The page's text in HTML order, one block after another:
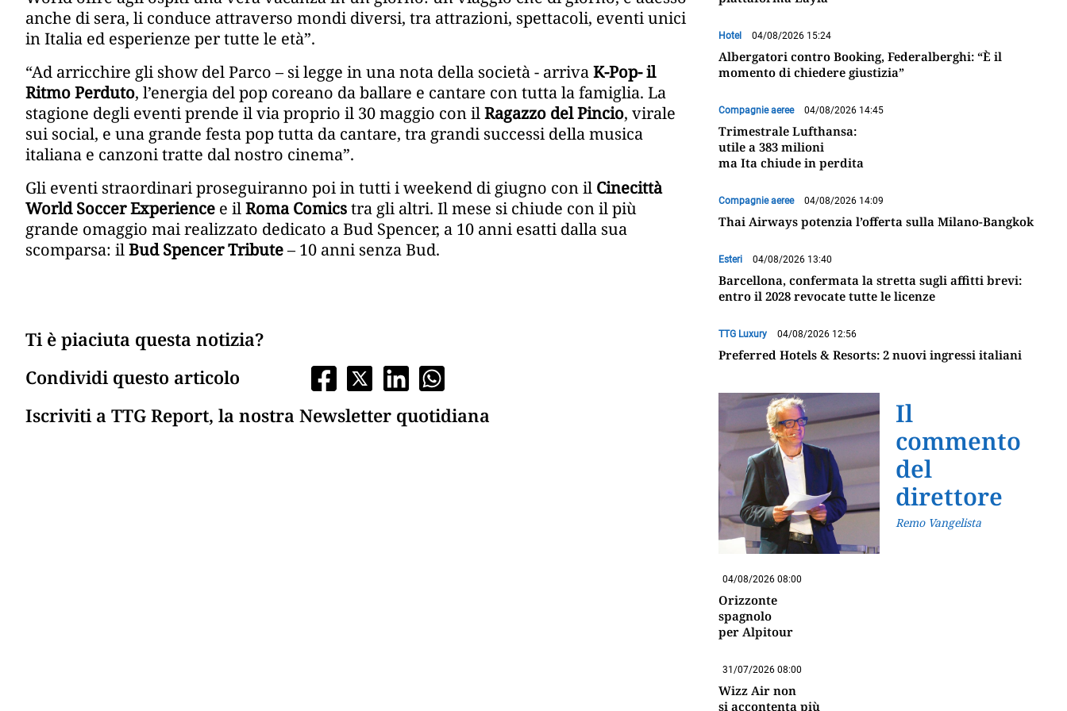
anche di sera, li conduce attraverso mondi diversi, tra attrazioni, spettacoli, eventi unici
in Italia ed esperienze per tutte le età”.
“Ad arricchire gli show del Parco – si legge in una nota della società - arrivaK-Pop- il
Ritmo Perduto, l’energia del pop coreano da ballare e cantare con tutta la famiglia. La
stagione degli eventi prende il via proprio il 30 maggio con ilRagazzo del Pincio, virale
sui social, e una grande festa pop tutta da cantare, tra grandi successi della musica
italiana e canzoni tratte dal nostro cinema”.
Gli eventi straordinari proseguiranno poi in tutti i weekend di giugno con il Cinecittà
World Soccer Experience e ilRoma Comicstra gli altri. Il mese si chiude con il più
grande omaggio mai realizzato dedicato a Bud Spencer, a 10 anni esatti dalla sua
scomparsa: ilBud Spencer Tribute– 10 anni senza Bud.
Ti è piaciuta questa notizia?
Condividi questo articolo
Iscriviti a TTG Report, la nostra Newsletter quotidiana
Hotel 04/08/2026 15:24
Albergatori contro Booking, Federalberghi: “È il
momento di chiedere giustizia”
Compagnie aeree 04/08/2026 14:45
Trimestrale Lufthansa:
utile a 383 milioni
ma Ita chiude in perdita
Compagnie aeree 04/08/2026 14:09
Thai Airways potenzia l’offerta sulla Milano-Bangkok
Esteri 04/08/2026 13:40
Barcellona, confermata la stretta sugli affitti brevi:
entro il 2028 revocate tutte le licenze
TTG Luxury 04/08/2026 12:56
Preferred Hotels & Resorts: 2 nuovi ingressi italiani
Il
commento
del
direttore
Remo Vangelista
04/08/2026 08:00
Orizzonte
spagnolo
per Alpitour
31/07/2026 08:00
Wizz Air non
si accontenta più